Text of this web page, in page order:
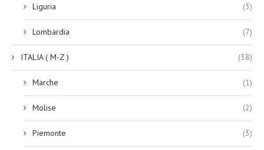
Liguria (3)
Lombardia (7)
ITALIA ( M-Z ) (38)
Marche (1)
Molise (2)
Piemonte (3)